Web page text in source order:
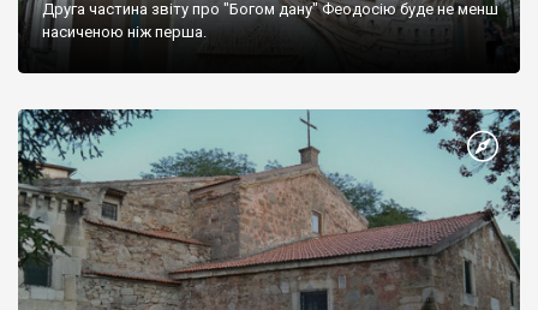
Друга частина звіту про "Богом дану" Феодосію буде не менш
насиченою ніж перша.